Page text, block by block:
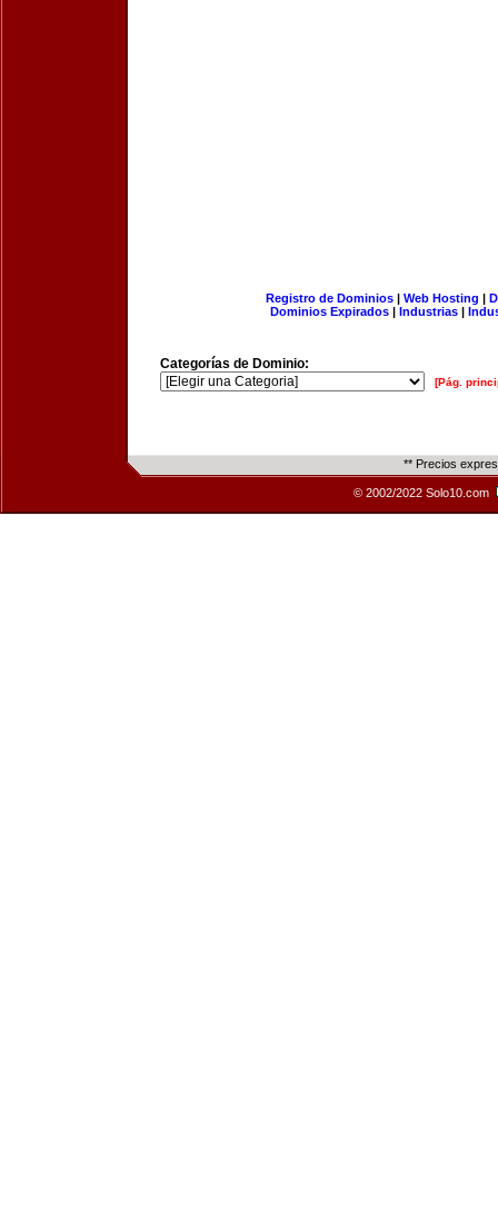
Registro de Dominios| Web Hosting |
Dominios Expirados | Industrias |
Categorías de Dominio:
[Pág.
** Precios
© 2002/2022 Solo10.com